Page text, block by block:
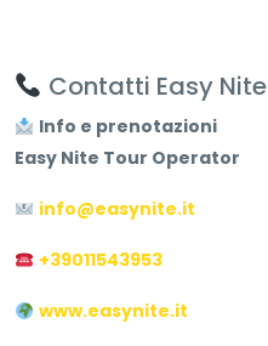
Contatti Easy Nite
Info e prenotazioni
Easy Nite Tour Operator
info@easynite.it
+39011543953
www.easynite.it